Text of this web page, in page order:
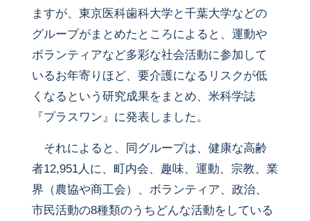
ますが、東京医科歯科大学と千葉大学などの
グループがまとめたところによると、運動や
ボランティアなど多彩な社会活動に参加して
いるお年寄りほど、要介護になるリスクが低
くなるという研究成果をまとめ、米科学誌
『プラスワン』に発表しました。
それによると、同グループは、健康な高齢
者12,951人に、町内会、趣味、運動、宗教、業
界（農協や商工会）、ボランティア、政治、
市民活動の8種類のうちどんな活動をしている